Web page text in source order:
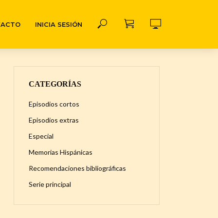
INICIA SESIÓN
CATEGORÍAS
Episodios cortos
Episodios extras
Especial
Memorias Hispánicas
Recomendaciones bibliográficas
Serie principal